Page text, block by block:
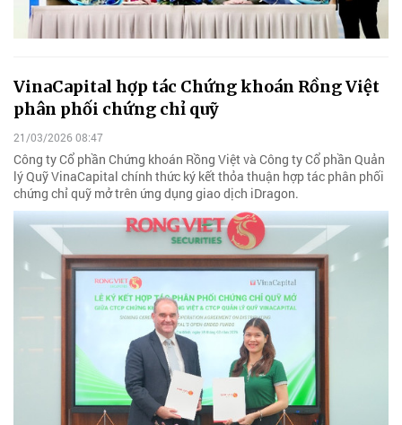
VinaCapital hợp tác Chứng khoán Rồng Việt
phân phối chứng chỉ quỹ
21/03/2026 08:47
Công ty Cổ phần Chứng khoán Rồng Việt và Công ty Cổ phần Quản
lý Quỹ VinaCapital chính thức ký kết thỏa thuận hợp tác phân phối
chứng chỉ quỹ mở trên ứng dụng giao dịch iDragon.